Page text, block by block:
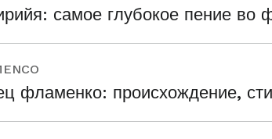
самое глубокое пение во
фламенко: происхождение,